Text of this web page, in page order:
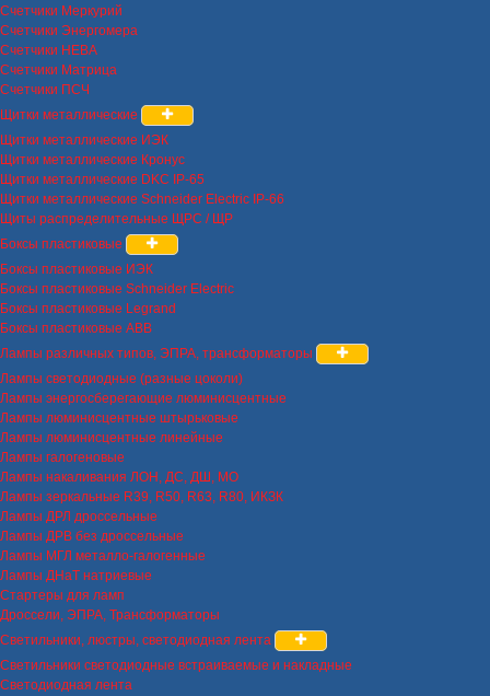
Счетчики Меркурий
Счетчики Энергомера
Счетчики НЕВА
Счетчики Матрица
Счетчики ПСЧ
Щитки металлические
Щитки металлические ИЭК
Щитки металлические Кронус
Щитки металлические DKC IP-65
Щитки металлические Schneider Electric IP-66
Щиты распределительные ЩРС / ЩР
Боксы пластиковые
Боксы пластиковые ИЭК
Боксы пластиковые Schneider Electric
Боксы пластиковые Legrand
Боксы пластиковые ABB
Лампы различных типов, ЭПРА, трансформаторы
Лампы светодиодные (разные цоколи)
Лампы энергосберегающие люминисцентные
Лампы люминисцентные штырьковые
Лампы люминисцентные линейные
Лампы галогеновые
Лампы накаливания ЛОН, ДС, ДШ, МО
Лампы зеркальные R39, R50, R63, R80, ИКЗК
Лампы ДРЛ дроссельные
Лампы ДРВ без дроссельные
Лампы МГЛ металло-галогенные
Лампы ДНаТ натриевые
Стартеры для ламп
Дроссели, ЭПРА, Трансформаторы
Светильники, люстры, светодиодная лента
Светильники светодиодные встраиваемые и накладные
Светодиодная лента